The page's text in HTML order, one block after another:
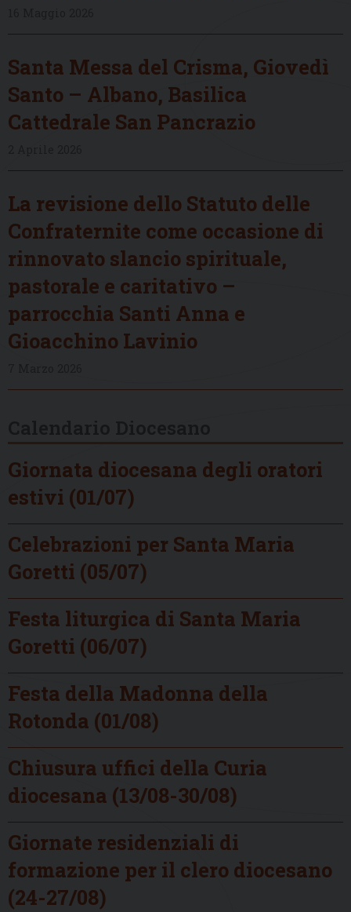
Santa Messa del Crisma, Giovedì
Santo – Albano, Basilica
Cattedrale San Pancrazio
La revisione dello Statuto delle
Confraternite come occasione di
rinnovato slancio spirituale,
pastorale e caritativo –
parrocchia Santi Anna e
Gioacchino Lavinio
Giornata diocesana degli oratori
estivi (01/07)
Celebrazioni per Santa Maria
Goretti (05/07)
Festa liturgica di Santa Maria
Goretti (06/07)
Festa della Madonna della
Rotonda (01/08)
Chiusura uffici della Curia
diocesana (13/08-30/08)
Giornate residenziali di
formazione per il clero diocesano
(24-27/08)